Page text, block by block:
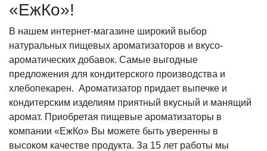
«ЕжКо»!
В нашем интернет-магазине широкий выбор
натуральных пищевых ароматизаторов и вкусо-
ароматических добавок. Самые выгодные
предложения для кондитерского производства и
хлебопекарен. Ароматизатор придает выпечке и
кондитерским изделиям приятный вкусный и манящий
аромат. Приобретая пищевые ароматизаторы в
компании «ЕжКо» Вы можете быть уверенны в
высоком качестве продукта. За 15 лет работы мы